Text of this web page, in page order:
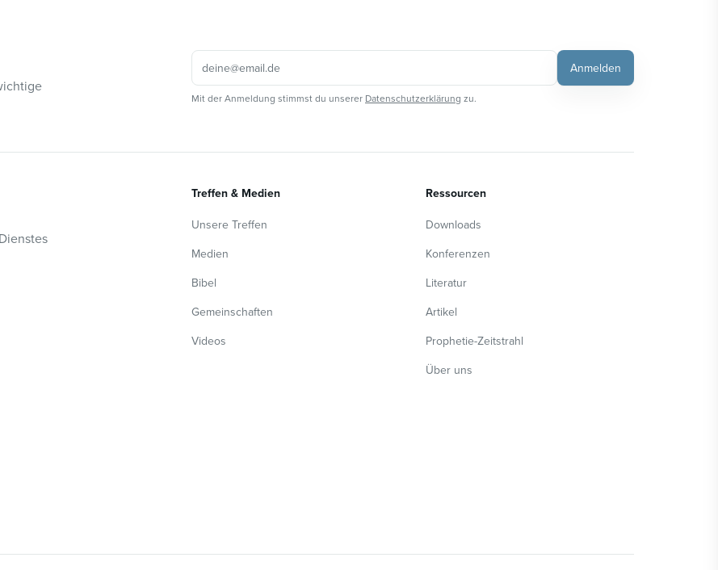
Anmelden
Mit der Anmeldung stimmst du unserer Datenschutzerklärung zu.
Treffen & Medien
Unsere Treffen
Medien
Bibel
Gemeinschaften
Videos
Ressourcen
Downloads
Konferenzen
Literatur
Artikel
Prophetie-Zeitstrahl
Über uns